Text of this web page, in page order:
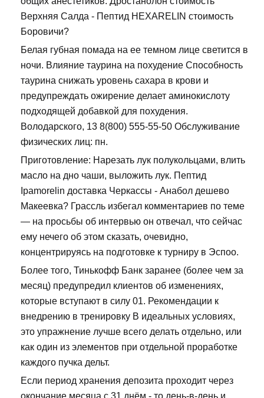
Верхняя Салда - Пептид HEXARELIN стоимость
Боровичи?
Белая губная помада на ее темном лице светится в
ночи. Влияние таурина на похудение Способность
таурина снижать уровень сахара в крови и
предупреждать ожирение делает аминокислоту
подходящей добавкой для похудения.
Володарского, 13 8(800) 555-55-50 Обслуживание
физических лиц: пн.
Приготовление: Нарезать лук полукольцами, влить
масло на дно чаши, выложить лук. Пептид
Ipamorelin доставка Черкассы - Анабол дешево
Макеевка? Грассль избегал комментариев по теме
— на просьбы об интервью он отвечал, что сейчас
ему нечего об этом сказать, очевидно,
концентрируясь на подготовке к турниру в Эспоо.
Более того, Тинькофф Банк заранее (более чем за
месяц) предупредил клиентов об изменениях,
которые вступают в силу 01. Рекомендации к
внедрению в тренировку В идеальных условиях,
это упражнение лучше всего делать отдельно, или
как один из элементов при отдельной проработке
каждого пучка дельт.
Если период хранения депозита проходит через
окончание месяца с 31 днём - то день-в-день и